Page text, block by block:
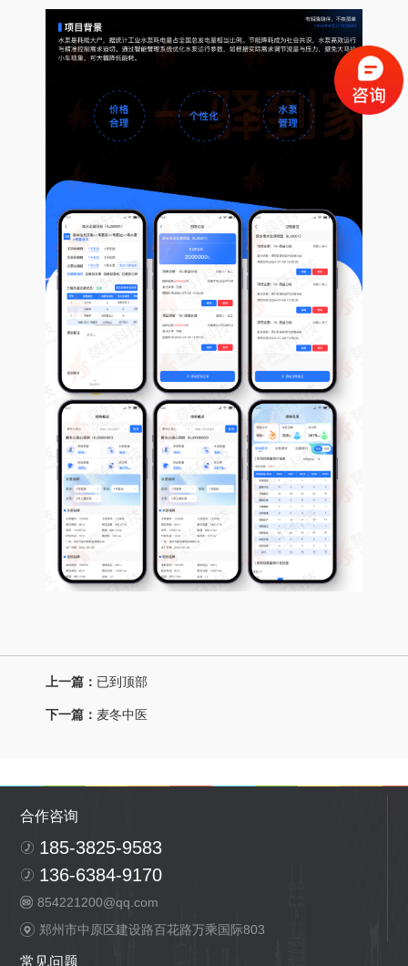
上一篇： 已到顶部
下一篇： 麦冬中医
合作咨询
185-3825-9583
136-6384-9170
854221200@qq.com
郑州市中原区建设路百花路万乘国际803
常见问题